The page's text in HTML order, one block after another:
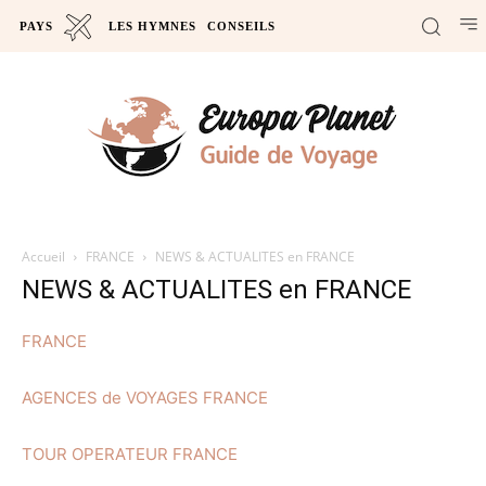
PAYS LES HYMNES CONSEILS
Accueil FRANCE NEWS & ACTUALITES en FRANCE
NEWS & ACTUALITES en FRANCE
FRANCE
AGENCES de VOYAGES FRANCE
TOUR OPERATEUR FRANCE